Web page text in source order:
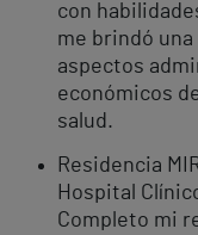
con
me brindó
aspectos
económicos
salud.
Residencia
Hospital
Completo mi